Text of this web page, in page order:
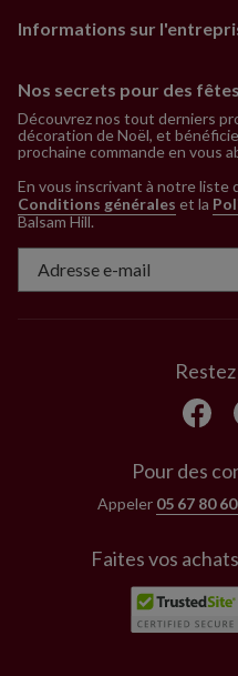
Informations sur
Nos secrets pour des
Découvrez nos tout derniers
décoration de Noël, et
prochaine commande en vous
En vous inscrivant à notre liste
Conditions générales et la
Balsam Hill.
Pour des
Appeler 05 67 80
Faites vos